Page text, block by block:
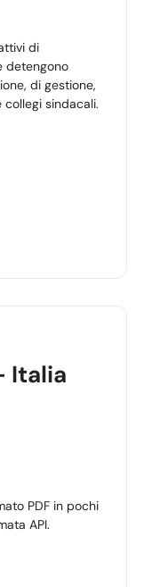
di
detengono
di gestione,
sindacali.
Italia
PDF in pochi
API.